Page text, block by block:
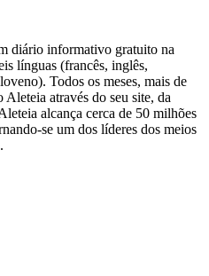
diário informativo gratuito na
línguas (francês, inglês,
Todos os meses, mais de
Aleteia através do seu site, da
alcança cerca de 50 milhões
se um dos líderes dos meios